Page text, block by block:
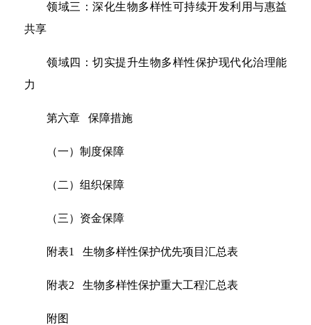
领域三：深化生物多样性可持续开发利用与惠益
共享
领域四：切实提升生物多样性保护现代化治理能
力
第六章 保障措施
（一）制度保障
（二）组织保障
（三）资金保障
附表1 生物多样性保护优先项目汇总表
附表2 生物多样性保护重大工程汇总表
附图